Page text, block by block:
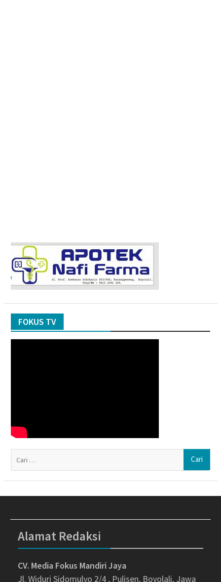
FOKUS TV
Alamat Redaksi
CV. Media Fokus Mandiri Jaya
Jl. Widuri Sidomulyo 2/4 , Pulisen, Boyolali, Jawa